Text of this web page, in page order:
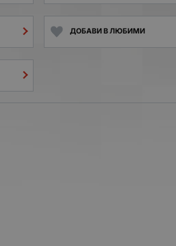
ДОБАВИ В ЛЮБИМИ